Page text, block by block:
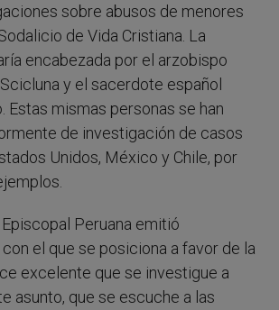
sobre abusos de menores
de Vida Cristiana. La
encabezada por el arzobispo
y el sacerdote español
Estas mismas personas se han
de investigación de casos
Unidos, México y Chile, por
Peruana emitió
con el que se posiciona a favor de la
excelente que se investigue a
asunto, que se escuche a las